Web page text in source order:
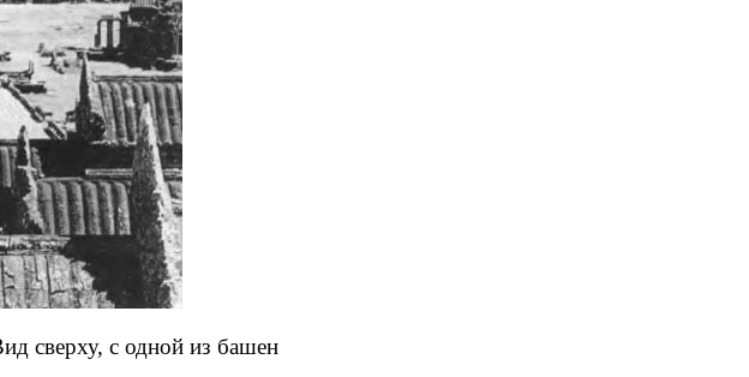
сверху, с одной из башен